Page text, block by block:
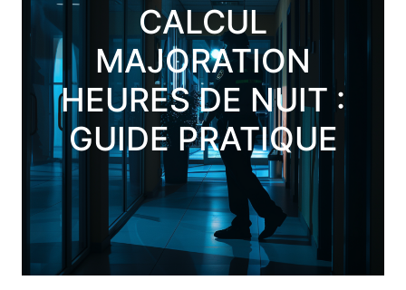
CALCUL
MAJORATION
HEURES DE NUIT :
GUIDE PRATIQUE